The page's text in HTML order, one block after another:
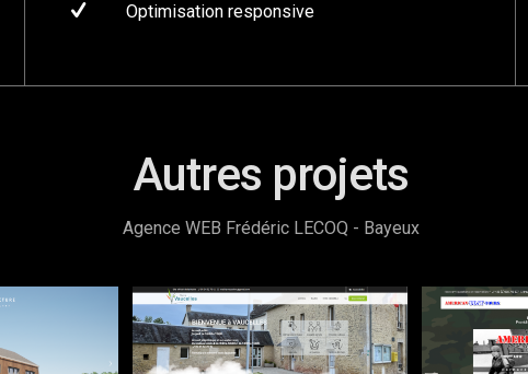
Optimisation responsive
Autres projets
Agence WEB Frédéric LECOQ - Bayeux